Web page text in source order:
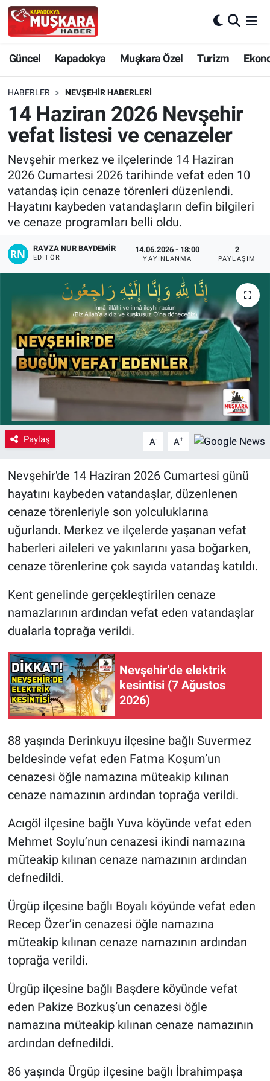
Güncel Kapadokya Muşkara Özel Turizm
HABERLER NEVŞEHIR HABERLERI
14 Haziran 2026 Nevşehir
vefat listesi ve cenazeler
Nevşehir merkez ve ilçelerinde 14 Haziran
2026 Cumartesi 2026 tarihinde vefat eden 10
vatandaş için cenaze törenleri düzenlendi.
Hayatını kaybeden vatandaşların defin bilgileri
ve cenaze programları belli oldu.
RAVZA NUR BAYDEMIR
EDITÖR
14.06.2026 - 18:00
YAYINLANMA
2
PAYLAŞIM
Paylaş A- A+
Nevşehir'de 14 Haziran 2026 Cumartesi günü
hayatını kaybeden vatandaşlar, düzenlenen
cenaze törenleriyle son yolculuklarına
uğurlandı. Merkez ve ilçelerde yaşanan vefat
haberleri aileleri ve yakınlarını yasa boğarken,
cenaze törenlerine çok sayıda vatandaş katıldı.
Kent genelinde gerçekleştirilen cenaze
namazlarının ardından vefat eden vatandaşlar
dualarla toprağa verildi.
Nevşehir’de elektrik
kesintisi (7 Ağustos
2026)
88 yaşında Derinkuyu ilçesine bağlı Suvermez
beldesinde vefat eden Fatma Koşum’un
cenazesi öğle namazına müteakip kılınan
cenaze namazının ardından toprağa verildi.
Acıgöl ilçesine bağlı Yuva köyünde vefat eden
Mehmet Soylu’nun cenazesi ikindi namazına
müteakip kılınan cenaze namazının ardından
defnedildi.
Ürgüp ilçesine bağlı Boyalı köyünde vefat eden
Recep Özer’in cenazesi öğle namazına
müteakip kılınan cenaze namazının ardından
toprağa verildi.
Ürgüp ilçesine bağlı Başdere köyünde vefat
eden Pakize Bozkuş’un cenazesi öğle
namazına müteakip kılınan cenaze namazının
ardından defnedildi.
86 yaşında Ürgüp ilçesine bağlı İbrahimpaşa
Güncel
SEÇİM
Muşkara Özel
Ekonomi
Kapadokya
Turizm
Kültür - Sanat
Yaşam
VEFATLAR
Nevşehir Hava Durumu
Nevşehir Trafik Yoğunluk Haritası
Süper Lig Puan Durumu ve Fikstür
Tüm Manşetler
Son Dakika Haberleri
Haber Arşivi